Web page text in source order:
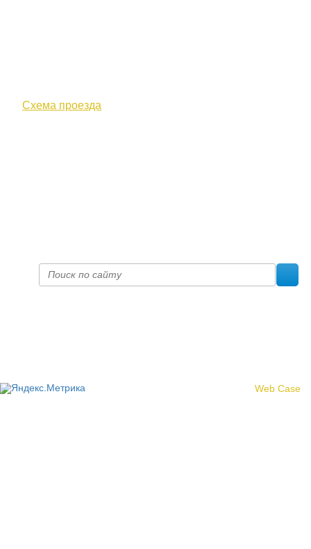
Схема проезда
Web Case